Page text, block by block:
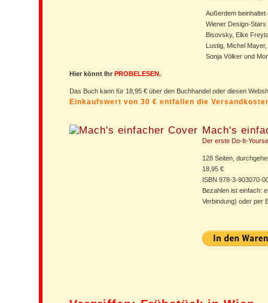
Außerdem beinhaltet
Wiener Design-
Bisovsky, Elke
Lustig, Michel
Sonja Völker und
Hier könnt Ihr PROBELESEN.
Das Buch kann für 18,95 € über den Buchhandel oder diesen
Einkaufswert von 30 € entfallen die
Mach's
Der erste Do-It-
128 Seiten,
18,95 €
ISBN 978-3-903070-
Bezahlen ist einfach:
Verbindung) oder per